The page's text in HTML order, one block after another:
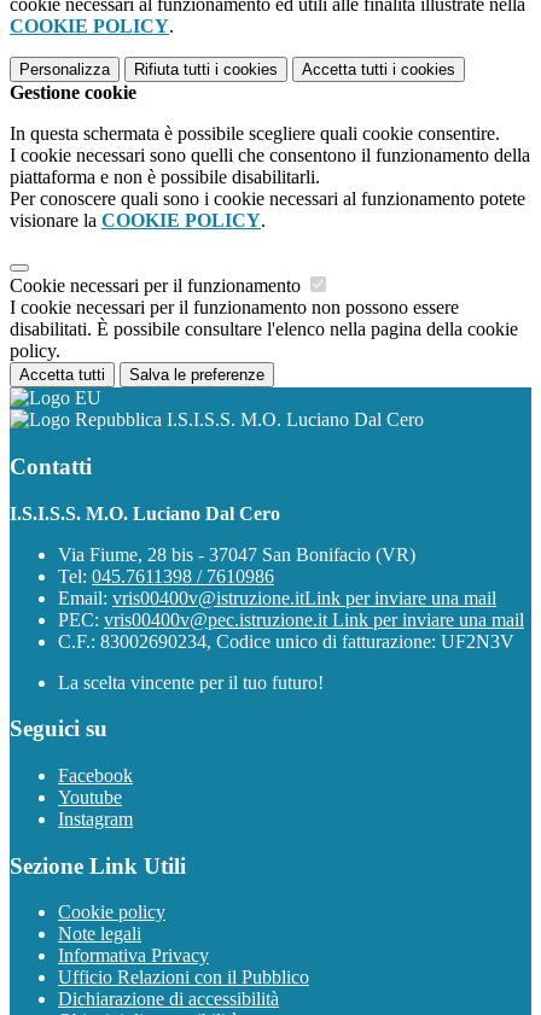
cookie necessari al funzionamento ed utili alle finalità illustrate nella
COOKIE POLICY.
Personalizza Rifiuta tutti i cookies Accetta tutti i cookies
Gestione cookie
In questa schermata è possibile scegliere quali cookie consentire.
I cookie necessari sono quelli che consentono il funzionamento della
piattaforma e non è possibile disabilitarli.
Per conoscere quali sono i cookie necessari al funzionamento potete
visionare la COOKIE POLICY.
Cookie necessari per il funzionamento
I cookie necessari per il funzionamento non possono essere
disabilitati. È possibile consultare l'elenco nella pagina della cookie
policy.
Accetta tutti Salva le preferenze
I.S.I.S.S. M.O. Luciano Dal Cero
Contatti
I.S.I.S.S. M.O. Luciano Dal Cero
Via Fiume, 28 bis - 37047 San Bonifacio (VR)
Tel: 045.7611398 / 7610986
Email: vris00400v@istruzione.itLink per inviare una mail
PEC: vris00400v@pec.istruzione.it Link per inviare una mail
C.F.: 83002690234, Codice unico di fatturazione: UF2N3V
La scelta vincente per il tuo futuro!
Seguici su
Facebook
Youtube
Instagram
Sezione Link Utili
Cookie policy
Note legali
Informativa Privacy
Ufficio Relazioni con il Pubblico
Dichiarazione di accessibilità